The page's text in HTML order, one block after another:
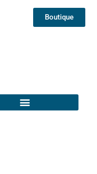
Boutique